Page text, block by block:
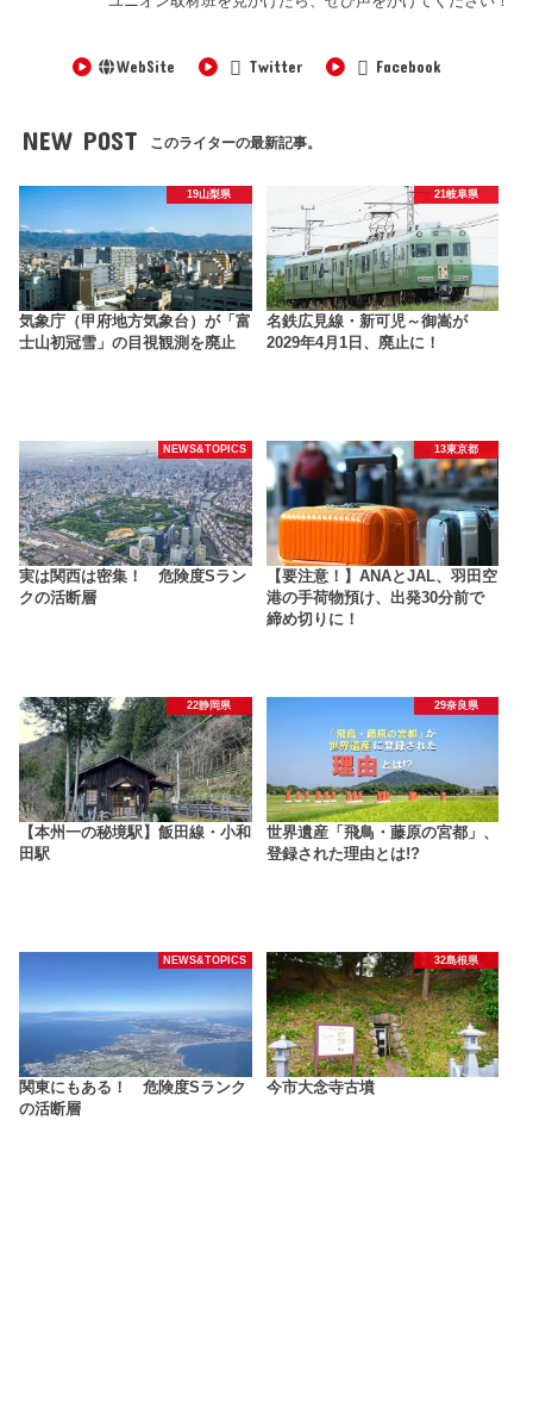
WebSite Twitter Facebook
NEW POST このライターの最新記事。
19山梨県
気象庁（甲府地方気象台）が「富
士山初冠雪」の目視観測を廃止
21岐阜県
名鉄広見線・新可児～御嵩が
2029年4月1日、廃止に！
NEWS&TOPICS
実は関西は密集！ 危険度Sラン
クの活断層
13東京都
【要注意！】ANAとJAL、羽田空
港の手荷物預け、出発30分前で
締め切りに！
22静岡県
【本州一の秘境駅】飯田線・小和
田駅
29奈良県
世界遺産「飛鳥・藤原の宮都」、
登録された理由とは!?
NEWS&TOPICS
関東にもある！ 危険度Sランク
の活断層
32島根県
今市大念寺古墳